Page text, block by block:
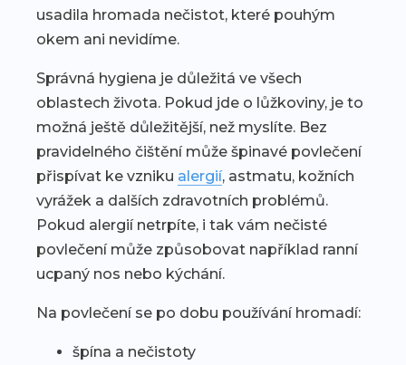
usadila hromada nečistot, které pouhým
okem ani nevidíme.
Správná hygiena je důležitá ve všech
oblastech života. Pokud jde o lůžkoviny, je to
možná ještě důležitější, než myslíte. Bez
pravidelného čištění může špinavé povlečení
přispívat ke vzniku alergií, astmatu, kožních
vyrážek a dalších zdravotních problémů.
Pokud alergií netrpíte, i tak vám nečisté
povlečení může způsobovat například ranní
ucpaný nos nebo kýchání.
Na povlečení se po dobu používání hromadí:
špína a nečistoty